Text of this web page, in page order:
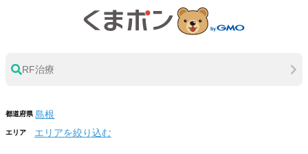
RF治療
都道府県
エリア エリアを絞り込む